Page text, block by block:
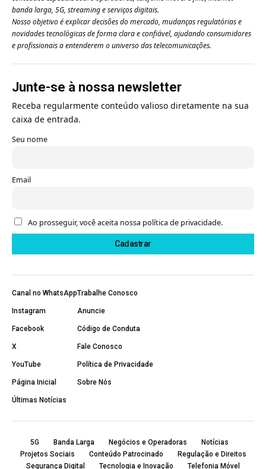
banda larga, 5G, streaming e serviços digitais.
Nosso objetivo é explicar decisões do mercado, mudanças regulatórias e
novidades tecnológicas de forma clara e confiável, ajudando consumidores
e profissionais a entenderem o universo das telecomunicações.
Junte-se à nossa newsletter
Receba regularmente conteúdo valioso diretamente na sua
caixa de entrada.
Seu nome
Email
Ao prosseguir, você aceita nossa política de privacidade.
Canal no WhatsApp
Instagram
Facebook
X
YouTube
Página Inicial
Últimas Notícias
Trabalhe Conosco
Anuncie
Código de Conduta
Fale Conosco
Política de Privacidade
Sobre Nós
5G Banda Larga Negócios e Operadoras
Notícias
Projetos Sociais
Conteúdo Patrocinado
Regulação e Direitos
Segurança Digital
Tecnologia e Inovação Telefonia Móvel